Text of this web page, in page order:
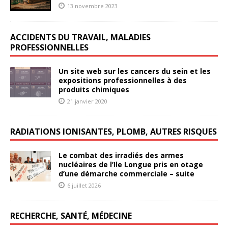
13 novembre 2023
ACCIDENTS DU TRAVAIL, MALADIES
PROFESSIONNELLES
Un site web sur les cancers du sein et les
expositions professionnelles à des
produits chimiques
21 janvier 2020
RADIATIONS IONISANTES, PLOMB, AUTRES RISQUES
Le combat des irradiés des armes
nucléaires de l’Ile Longue pris en otage
d’une démarche commerciale – suite
6 juillet 2026
RECHERCHE, SANTÉ, MÉDECINE